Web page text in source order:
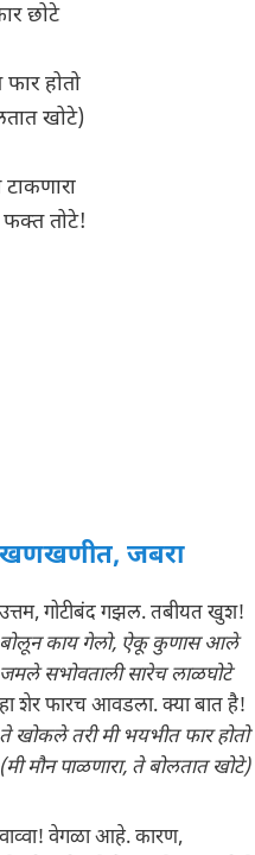
छोटे
होतो
खोटे)
तोटे!
खणखणीत, जबरा
उत्तम, गोटीबंद गझल. तबीयत खुश!
बोलून काय गेलो, ऐकू कुणास आले
जमले सभोवताली सारेच लाळघोटे
हा शेर फारच आवडला. क्या बात है!
ते खोकले तरी मी भयभीत फार होतो
(मी मौन पाळणारा, ते बोलतात खोटे)
वाव्वा! वेगळा आहे. कारण,